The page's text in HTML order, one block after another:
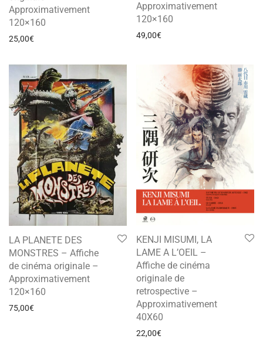
Approximativement
120×160
25,00€
Approximativement
120×160
49,00€
LA PLANETE DES
MONSTRES – Affiche
de cinéma originale –
Approximativement
120×160
75,00€
KENJI MISUMI, LA
LAME A L’OEIL –
Affiche de cinéma
originale de
retrospective –
Approximativement
40X60
22,00€